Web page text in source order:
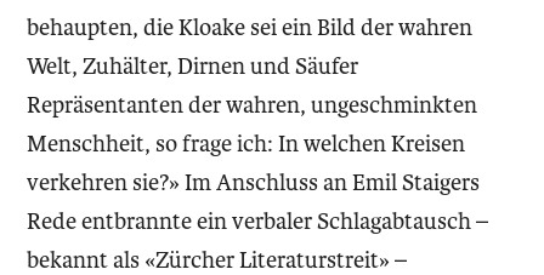
behaupten, die Kloake sei ein Bild der wahren
Welt, Zuhälter, Dirnen und Säufer
Repräsentanten der wahren, ungeschminkten
Menschheit, so frage ich: In welchen Kreisen
verkehren sie?» Im Anschluss an Emil Staigers
Rede entbrannte ein verbaler Schlagabtausch –
bekannt als «Zürcher Literaturstreit» –